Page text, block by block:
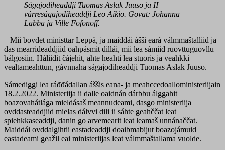
Ságajođiheaddji Tuomas Aslak Juuso ja II
várreságajođiheaddji Leo Aikio. Govat: Johanna
Labba ja Ville Fofonoff.
– Mii bovdet ministtar Leppä, ja maiddái ášši eará válmmaštalliid ja
das mearrideaddjiid oahpásmit dillái, mii lea sámiid ruovttuguovllu
bálgosiin. Háliidit čájehit, ahte heahti lea stuoris ja veahkki
vealtameahttun, gávnnaha ságajođiheaddji Tuomas Aslak Juuso.
Sámediggi lea ráđđádallan áššis eana- ja meahccedoalloministeriijain
18.2.2022. Ministeriija ii dalle oaidnán dárbbu álggahit
boazovahátlága mieldásaš meannudeami, dasgo ministeriija
ovddasteaddjiid mielas dálvvi dili ii sáhte geahččat leat
spiehkkaseaddji, danin go arvemearit leat leamaš unnánaččat.
Maiddái ovddalgihtii eastadeaddji doaibmabijut boazojámuid
eastadeami geažil eai ministeriijas leat válmmaštallama vuolde.